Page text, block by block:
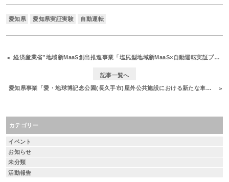
愛知県 愛知県実証実験 自動運転
経済産業省”地域新MaaS創出推進事業「塩尻型地域新MaaS×自動運転実証プロジェクト」におけるタクシー型乗用車を用いた「自動運転」公道モデル実証を実施しました
記事一覧へ
愛知県事業「愛・地球博記念公園(長久手市)屋外公共施設における新たな車室空間体験を伴う移動自動運転実証実験」実施に参加協力しました
カテゴリー
イベント
お知らせ
未分類
活動報告